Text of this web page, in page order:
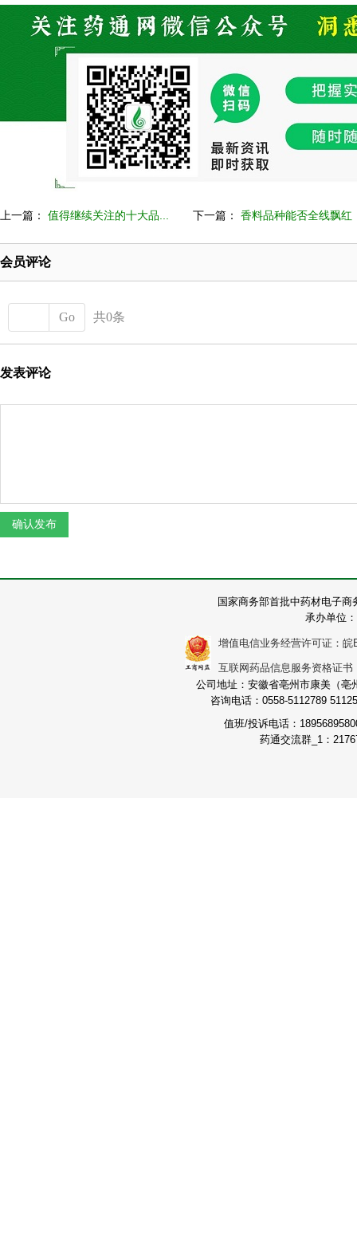
上一篇： 值得继续关注的十大品... 下一篇： 香料品种能否全线飘红
会员评论
Go 共0条
发表评论
国家商务部首批中药材电子
承办单位
增值电信业务经营许可证：皖
互联网药品信息服务资格证
公司地址：安徽省亳州市康美（
咨询电话：0558-5112789
值班/投诉电话：
药通交流群_1：